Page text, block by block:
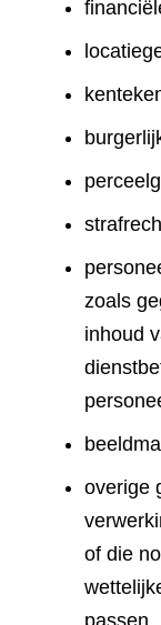
zoals
inhoud
overige
of die
passen